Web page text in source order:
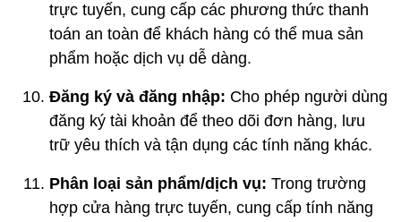
trực tuyến, cung cấp các phương thức thanh
toán an toàn để khách hàng có thể mua sản
phẩm hoặc dịch vụ dễ dàng.
Đăng ký và đăng nhập: Cho phép người dùng
đăng ký tài khoản để theo dõi đơn hàng, lưu
trữ yêu thích và tận dụng các tính năng khác.
Phân loại sản phẩm/dịch vụ: Trong trường
hợp cửa hàng trực tuyến, cung cấp tính năng